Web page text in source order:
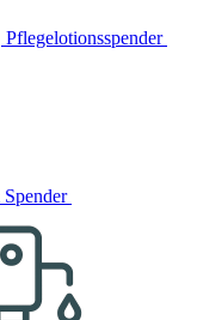
Pflegelotionsspender